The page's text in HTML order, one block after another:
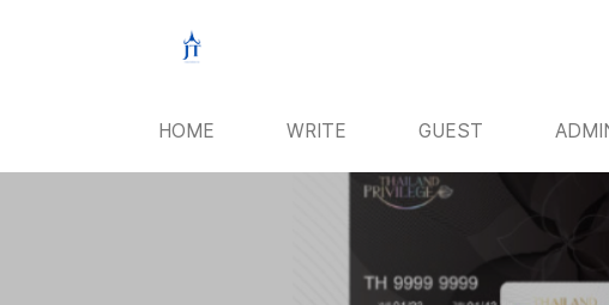
HOME WRITE GUEST